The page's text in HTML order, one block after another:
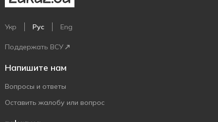
Укр Рус Eng
Поддержать ВСУ
Напишите нам
Вопросы и ответы
Оставить жалобу или вопрос